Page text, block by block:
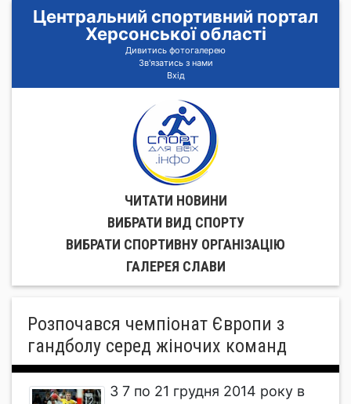
Центральний спортивний портал
Херсонської області
Дивитись фотогалерею
Зв'язатись з нами
Вхід
ЧИТАТИ НОВИНИ
ВИБРАТИ ВИД СПОРТУ
ВИБРАТИ СПОРТИВНУ ОРГАНIЗАЦIЮ
ГАЛЕРЕЯ СЛАВИ
Розпочався чемпіонат Європи з
гандболу серед жіночих команд
З 7 по 21 грудня 2014 року в